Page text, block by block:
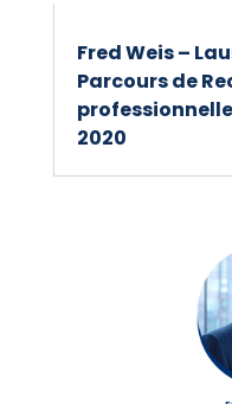
Fred Weis –
Parcours de
2020